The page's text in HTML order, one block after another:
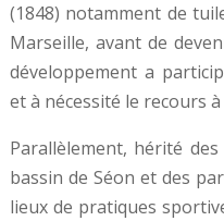
(1848) notamment de
Marseille, avant de
développement a
et à nécessité le recours
Parallèlement, hérité
bassin de Séon et des
lieux de pratiques